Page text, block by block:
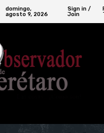
domingo,
agosto 9, 2026
Sign in /
Join